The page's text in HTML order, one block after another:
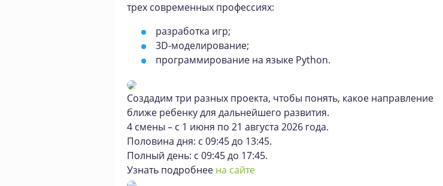
трех современных профессиях:
разработка игр;
3D-моделирование;
программирование на языке Python.
Создадим три разных проекта, чтобы понять, какое направление
ближе ребенку для дальнейшего развития.
4 смены – с 1 июня по 21 августа 2026 года.
Половина дня: с 09:45 до 13:45.
Полный день: с 09:45 до 17:45.
Узнать подробнее на сайте